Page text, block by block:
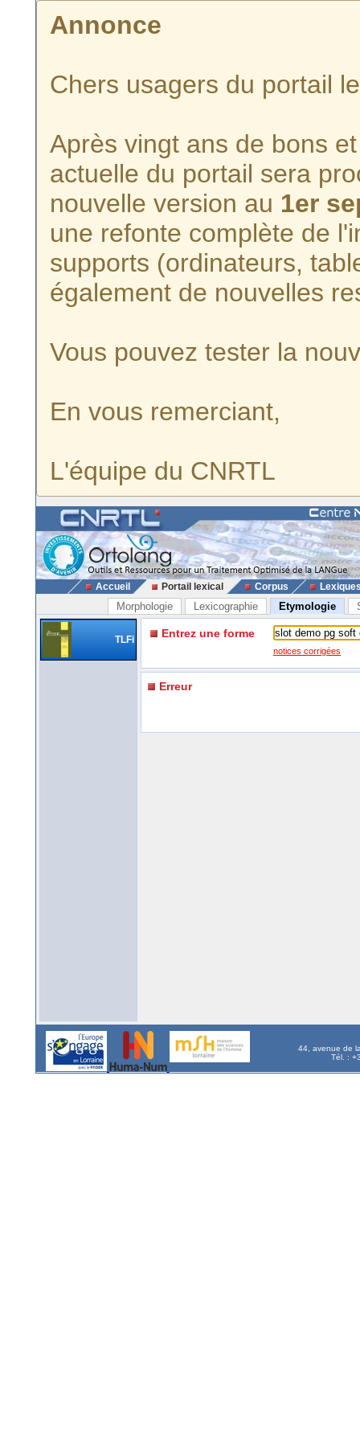
Annonce
Chers usagers du portail
Après vingt ans de bons
actuelle du portail sera
nouvelle version au 1er
une refonte complète de
supports (ordinateurs,
également de nouvelles
Vous pouvez tester la
En vous remerciant,
L'équipe du CNRTL
Accueil Portail lexical Corpus
Morphologie Lexicographie Etymologie
TLFi Entrez une forme
notices corrigées
Erreur
44, avenue de
Tél. :